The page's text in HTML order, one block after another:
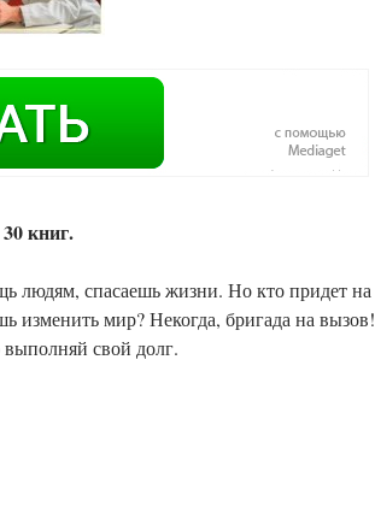
книг.
людям, спасаешь жизни. Но кто придет на
изменить мир? Некогда, бригада на вызов!
свой долг.